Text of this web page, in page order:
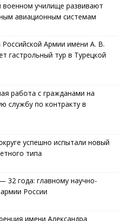
военном училище развивают
авиационным системам
Армии имени А. В.
гастрольный тур в Турецкой
работа с гражданами на
службу по контракту в
успешно испытали новый
типа
32 года: главному научно-
России
имени Александра